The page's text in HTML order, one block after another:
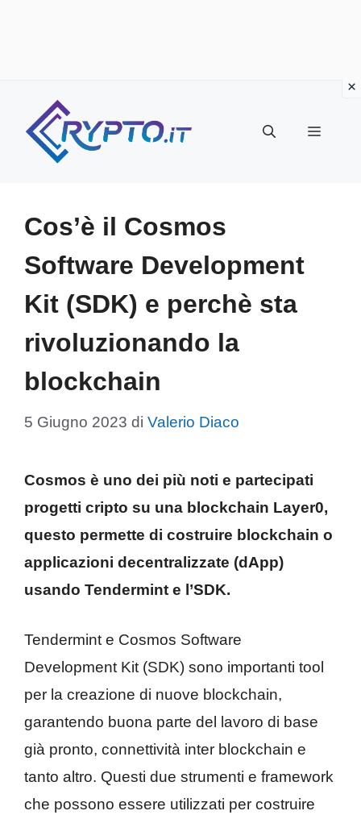
contenuto
Menu
Cos’è il Cosmos
Software Development
Kit (SDK) e perchè sta
rivoluzionando la
blockchain
5 Giugno 2023 di Valerio Diaco
Cosmos è uno dei più noti e partecipati
progetti cripto su una blockchain Layer0,
questo permette di costruire blockchain o
applicazioni decentralizzate (dApp)
usando Tendermint e l’SDK.
Tendermint e Cosmos Software
Development Kit (SDK) sono importanti tool
per la creazione di nuove blockchain,
garantendo buona parte del lavoro di base
già pronto, connettività inter blockchain e
tanto altro. Questi due strumenti e framework
che possono essere utilizzati per costruire